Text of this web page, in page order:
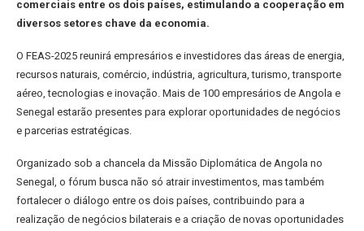
comerciais entre os dois países, estimulando a cooperação em
diversos setores chave da economia.
O FEAS-2025 reunirá empresários e investidores das áreas de energia,
recursos naturais, comércio, indústria, agricultura, turismo, transporte
aéreo, tecnologias e inovação. Mais de 100 empresários de Angola e
Senegal estarão presentes para explorar oportunidades de negócios
e parcerias estratégicas.
Organizado sob a chancela da Missão Diplomática de Angola no
Senegal, o fórum busca não só atrair investimentos, mas também
fortalecer o diálogo entre os dois países, contribuindo para a
realização de negócios bilaterais e a criação de novas oportunidades